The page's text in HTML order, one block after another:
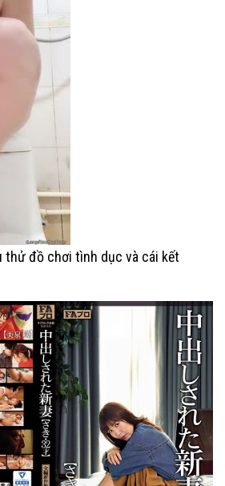
thử đồ chơi tình dục và cái kết